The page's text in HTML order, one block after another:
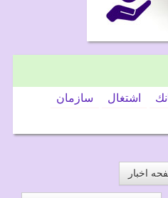
اشتغال
سازمان
اخبار